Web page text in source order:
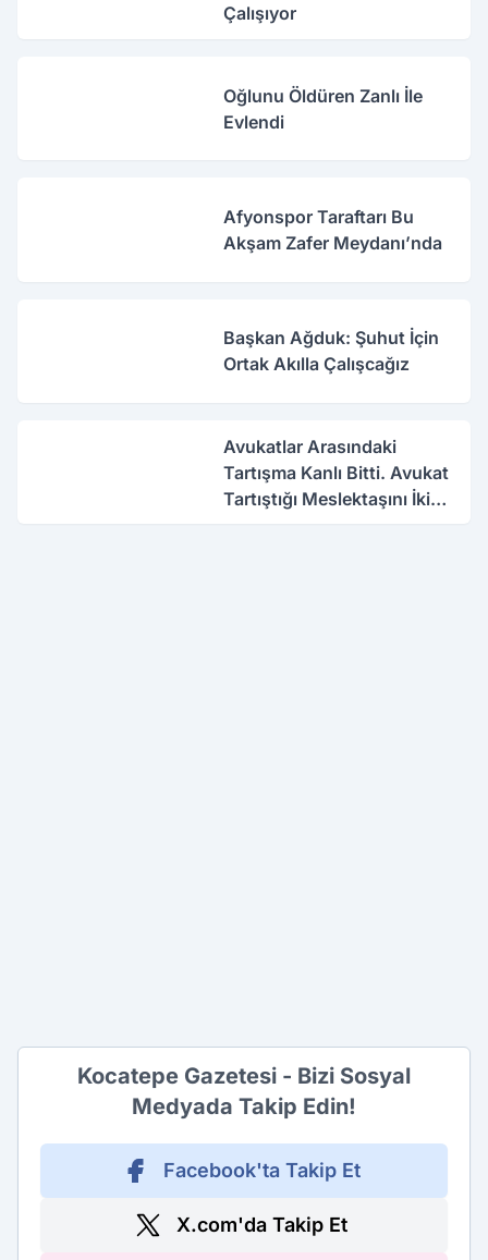
Çalışıyor
Oğlunu Öldüren Zanlı İle
Evlendi
Afyonspor Taraftarı Bu
Akşam Zafer Meydanı’nda
Başkan Ağduk: Şuhut İçin
Ortak Akılla Çalışcağız
Avukatlar Arasındaki
Tartışma Kanlı Bitti. Avukat
Tartıştığı Meslektaşını İki
Kocatepe Gazetesi - Bizi Sosyal
Medyada Takip Edin!
Facebook'ta Takip Et
X.com'da Takip Et